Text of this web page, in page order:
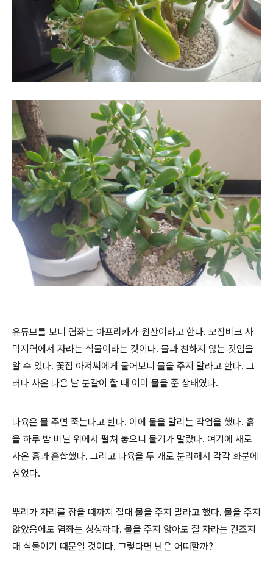
유튜브를 보니 염좌는 아프리카가 원산이라고 한다. 모잠비크 사
막지역에서 자라는 식물이라는 것이다. 물과 친하지 않는 것임을
알 수 있다. 꽃집 아저씨에게 물어보니 물을 주지 말라고 한다. 그
러나 사온 다음 날 분갈이 할 때 이미 물을 준 상태였다.
다육은 물 주면 죽는다고 한다. 이에 물을 말리는 작업을 했다. 흙
을 하루 밤 비닐 위에서 펼쳐 놓으니 물기가 말랐다. 여기에 새로
사온 흙과 혼합했다. 그리고 다육을 두 개로 분리해서 각각 화분에
심었다.
뿌리가 자리를 잡을 때까지 절대 물을 주지 말라고 했다. 물을 주지
않았음에도 염좌는 싱싱하다. 물을 주지 않아도 잘 자라는 건조지
대 식물이기 때문일 것이다. 그렇다면 난은 어떠할까?